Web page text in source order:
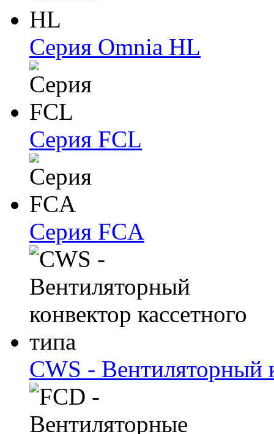
Серия Omnia HL
Серия FCL
Серия FCA
CWS - Вентиляторный